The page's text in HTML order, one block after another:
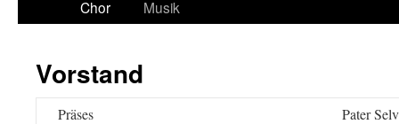
Chor
Musik
Vorstand
Präses
Pater